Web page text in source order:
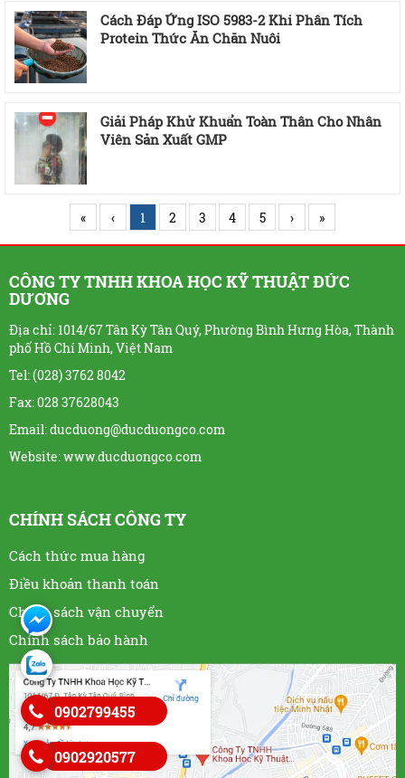
Cách Đáp Ứng ISO 5983-2 Khi Phân Tích
Protein Thức Ăn Chăn Nuôi
Giải Pháp Khử Khuẩn Toàn Thân Cho Nhân
Viên Sản Xuất GMP
« ‹ 1 2 3 4 5 › »
CÔNG TY TNHH KHOA HỌC KỸ THUẬT ĐỨC
DƯƠNG
Địa chỉ: 1014/67 Tân Kỳ Tân Quý, Phường Bình Hưng Hòa, Thành
phố Hồ Chí Minh, Việt Nam
Tel: (028) 3762 8042
Fax: 028 37628043
Email: ducduong@ducduongco.com
Website:www.ducduongco.com
CHÍNH SÁCH CÔNG TY
Cách thức mua hàng
Điều khoản thanh toán
Chính sách vận chuyển
Chính sách bảo hành
0902799455
0902920577